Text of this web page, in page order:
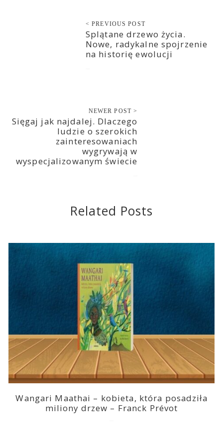
< PREVIOUS POST
Splątane drzewo życia.
Nowe, radykalne spojrzenie
na historię ewolucji
NEWER POST >
Sięgaj jak najdalej. Dlaczego
ludzie o szerokich
zainteresowaniach
wygrywają w
wyspecjalizowanym świecie
Related Posts
Wangari Maathai – kobieta, która posadziła
miliony drzew – Franck Prévot